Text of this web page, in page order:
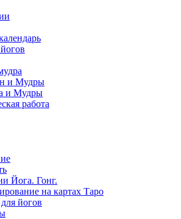
и Мудры
и Мудры
работа
Йога. Гонг.
на картах Таро
йогов